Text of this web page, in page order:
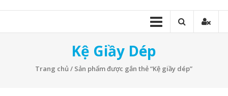
Kệ Giầy Dép
Trang chủ / Sản phẩm được gắn thẻ “Kệ giầy dép”